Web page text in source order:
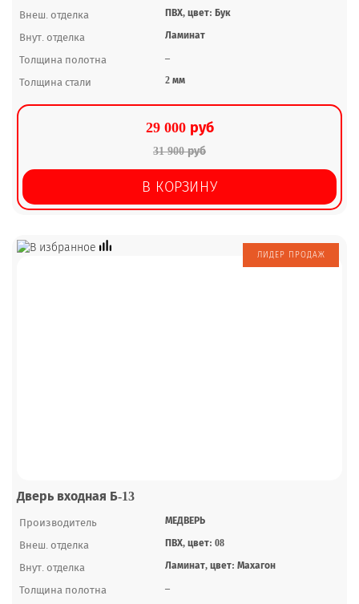
Внеш. отделка ПВХ, цвет: Бук
Внут. отделка Ламинат
Толщина полотна –
Толщина стали 2 мм
29 000 руб
31 900 руб
В КОРЗИНУ
Дверь входная Б-13
Производитель МЕДВЕРЬ
Внеш. отделка ПВХ, цвет: 08
Внут. отделка Ламинат, цвет: Махагон
Толщина полотна –